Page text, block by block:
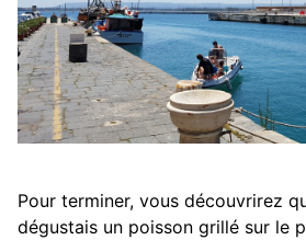
Pour terminer, vous découvrirez
dégustais un poisson grillé sur le